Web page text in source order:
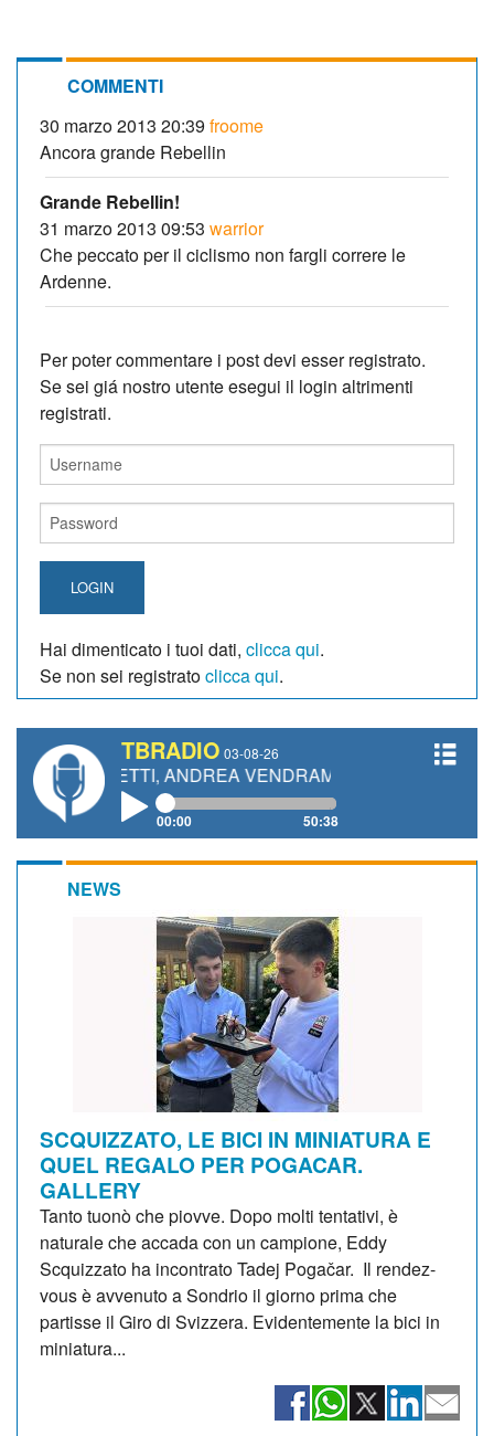
COMMENTI
30 marzo 2013 20:39 froome
Ancora grande Rebellin
Grande Rebellin!
31 marzo 2013 09:53 warrior
Che peccato per il ciclismo non fargli correre le
Ardenne.
Per poter commentare i post devi esser registrato.
Se sei giá nostro utente esegui il login altrimenti
registrati.
LOGIN
Hai dimenticato i tuoi dati, clicca qui.
Se non sei registratoclicca qui.
TBRADIO 03-08-26
ANDREA VENDRAME, FILIPPO FIORELLI
00:00 50:38
NEWS
SCQUIZZATO, LE BICI IN MINIATURA E
QUEL REGALO PER POGACAR.
GALLERY
Tanto tuonò che piovve. Dopo molti tentativi, è
naturale che accada con un campione, Eddy
Scquizzato ha incontrato Tadej Pogačar. Il rendez-
vous è avvenuto a Sondrio il giorno prima che
partisse il Giro di Svizzera. Evidentemente la bici in
miniatura...